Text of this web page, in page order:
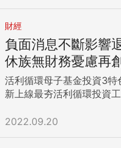
財經
負面消息不斷影響
休族無財務憂慮再
活利循環母子基金投資3
新上線最夯活利循環投資
2022.09.20